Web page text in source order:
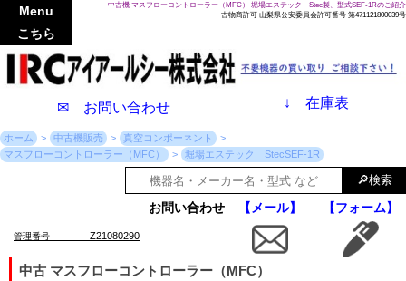
中古機 マスフローコントローラー（MFC） 堀場エステック Stec製、型式SEF-1Rのご紹介
古物商許可 山梨県公安委員会許可番号 第471121800039号
✉ お問い合わせ ↓ 在庫表
Menu
こちら
ホーム 中古機販売
真空コンポーネント
マスフローコントローラー（MFC）
堀場エステック StecSEF-1R
お問い合わせ 【メール】 【フォーム】
管理番号 Z21080290
中古 マスフローコントローラー（MFC）